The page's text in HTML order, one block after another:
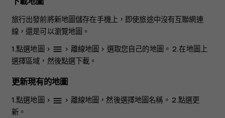
旅行出發前將新地圖儲存在手機上，即使旅途中沒有互聯網連
線，還是可以瀏覽地圖。
1.點選地圖 > menu > 離線地圖 > 選取您自己的地圖 。 2.在地圖上
選擇區域，然後點選下載 。
更新現有的地圖
1.點選地圖 > menu > 離線地圖 ，然後選擇地圖名稱。 2.點選更
新 。